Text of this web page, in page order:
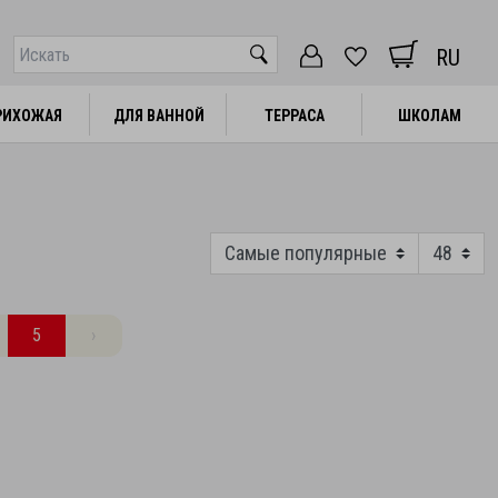
RU
ДЛЯ ВАННОЙ ТЕРРАСА ШКОЛАМ
ДЛЯ ВАННОЙ ТЕРРАСА ШКОЛАМ
5 ›